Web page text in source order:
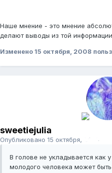
Наше мнение - это мнение
делают выводы из той
Изменено 15 октября, 2008
sweetiejulia
Опубликовано 15 октября, 2008
В голове не укладывается как
молодого человека может быть